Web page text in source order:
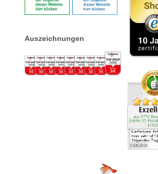
Auszeichnungen